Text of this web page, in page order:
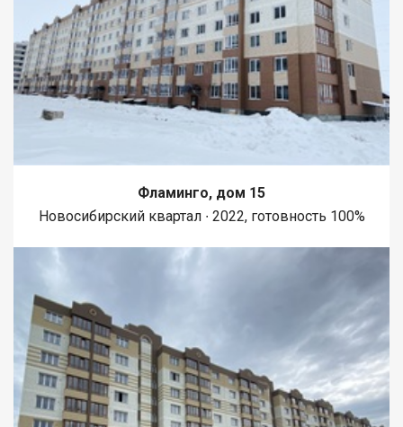
Фламинго, дом 15
Новосибирский квартал ∙ 2022, готовность 100%